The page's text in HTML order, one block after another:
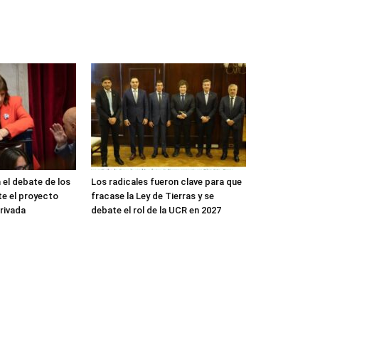
el debate de los
el proyecto
Los radicales fueron clave para que
fracase la Ley de Tierras y se
debate el rol de la UCR en 2027